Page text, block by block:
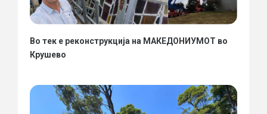
Во тек е реконструкција на МАКЕДОНИУМОТ во
Крушево